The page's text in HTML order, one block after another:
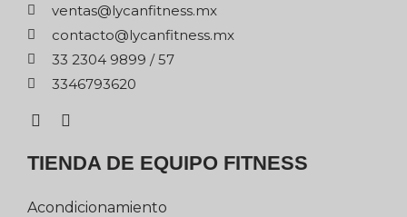
xm.ssentifnacyl@satnev
xm.ssentifnacyl@otcatnoc
75 / 9989 4032 33
0263976433
TIENDA DE EQUIPO FITNESS
Acondicionamiento